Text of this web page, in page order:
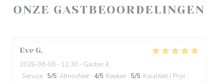
ONZE GASTBEOORDELINGEN
Eve G
2026-08-08 - 12:30 - Gasten 4
Service : 5/5 Atmosfeer : 4/5 Keuken : 5/5 Kwaliteit / Prijs :